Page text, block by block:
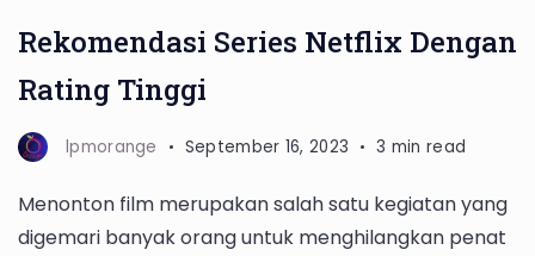
Rekomendasi Series Netflix Dengan
Rating Tinggi
lpmorange September 16, 2023 3 min read
Menonton film merupakan salah satu kegiatan yang
digemari banyak orang untuk menghilangkan penat